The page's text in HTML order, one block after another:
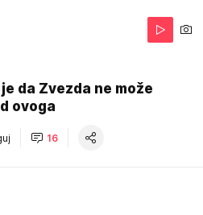
da Zvezda ne može
ovoga
16